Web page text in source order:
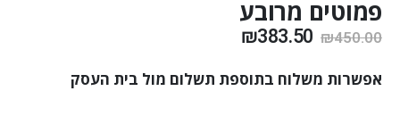
פמוטים מרובע
₪450.00
₪383.50
אפשרות משלוח בתוספת תשלום מול בית העסק